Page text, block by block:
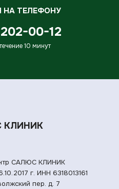
НА ТЕЛЕФОНУ
00-12
10 минут
КЛИНИК
САЛЮС КЛИНИК
г. ИНН 6318013161
пер. д. 7